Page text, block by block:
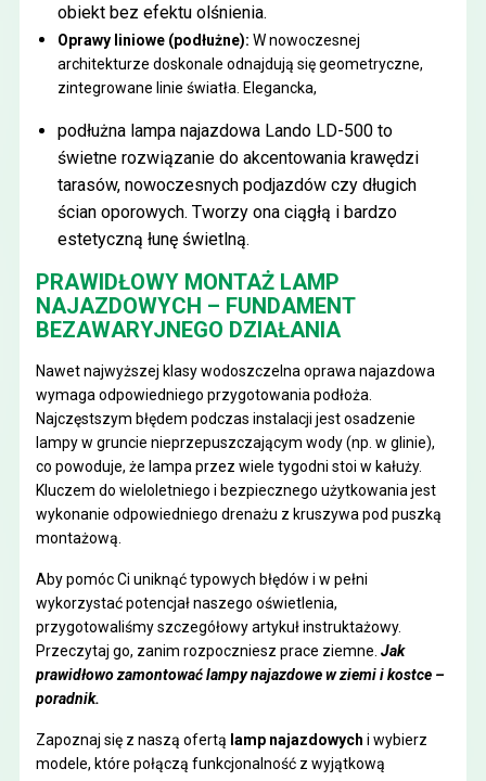
obiekt bez efektu olśnienia.
Oprawy liniowe (podłużne): W nowoczesnej
architekturze doskonale odnajdują się geometryczne,
zintegrowane linie światła. Elegancka,
podłużna lampa najazdowa Lando LD-500to
świetne rozwiązanie do akcentowania krawędzi
tarasów, nowoczesnych podjazdów czy długich
ścian oporowych. Tworzy ona ciągłą i bardzo
estetyczną łunę świetlną.
PRAWIDŁOWY MONTAŻ LAMP
NAJAZDOWYCH – FUNDAMENT
BEZAWARYJNEGO DZIAŁANIA
Nawet najwyższej klasy wodoszczelna oprawa najazdowa
wymaga odpowiedniego przygotowania podłoża.
Najczęstszym błędem podczas instalacji jest osadzenie
lampy w gruncie nieprzepuszczającym wody (np. w glinie),
co powoduje, że lampa przez wiele tygodni stoi w kałuży.
Kluczem do wieloletniego i bezpiecznego użytkowania jest
wykonanie odpowiedniego drenażu z kruszywa pod puszką
montażową.
Aby pomóc Ci uniknąć typowych błędów i w pełni
wykorzystać potencjał naszego oświetlenia,
przygotowaliśmy szczegółowy artykuł instruktażowy.
Przeczytaj go, zanim rozpoczniesz prace ziemne. Jak
prawidłowo zamontować lampy najazdowe w ziemi i kostce –
poradnik.
Zapoznaj się z naszą ofertą lamp najazdowych i wybierz
modele, które połączą funkcjonalność z wyjątkową